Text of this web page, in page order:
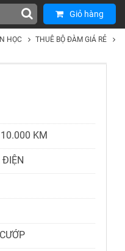
Giỏ hàng
HỌC
THUÊ BỘ ĐÀM GIÁ RẺ
KM
ĐIỆN